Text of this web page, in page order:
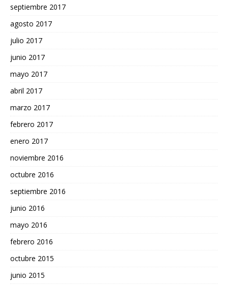
septiembre 2017
agosto 2017
julio 2017
junio 2017
mayo 2017
abril 2017
marzo 2017
febrero 2017
enero 2017
noviembre 2016
octubre 2016
septiembre 2016
junio 2016
mayo 2016
febrero 2016
octubre 2015
junio 2015